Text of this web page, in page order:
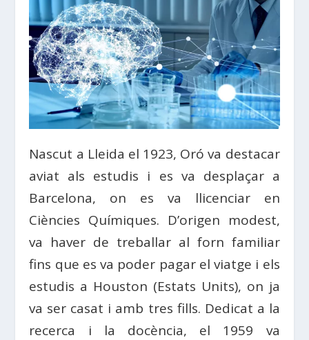
Nascut a Lleida el 1923, Oró va destacar
aviat als estudis i es va desplaçar a
Barcelona, on es va llicenciar en
Ciències Químiques. D’origen modest,
va haver de treballar al forn familiar
fins que es va poder pagar el viatge i els
estudis a Houston (Estats Units), on ja
va ser casat i amb tres fills. Dedicat a la
recerca i la docència, el 1959 va